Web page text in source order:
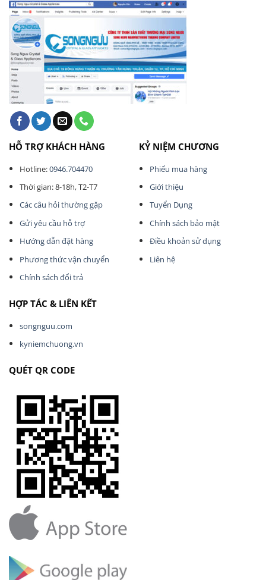
HỖ TRỢ KHÁCH HÀNG
Hotline:0946.704470
Thời gian: 8-18h, T2-T7
Các câu hỏi thường gặp
Gửi yêu cầu hỗ trợ
Hướng dẫn đặt hàng
Phương thức vận chuyển
Chính sách đổi trả
KỶ NIỆM CHƯƠNG
Phiếu mua hàng
Giới thiệu
Tuyển Dụng
Chính sách bảo mật
Điều khoản sử dụng
Liên hệ
HỢP TÁC & LIÊN KẾT
songnguu.com
kyniemchuong.vn
QUÉT QR CODE